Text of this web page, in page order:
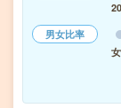
男女比率